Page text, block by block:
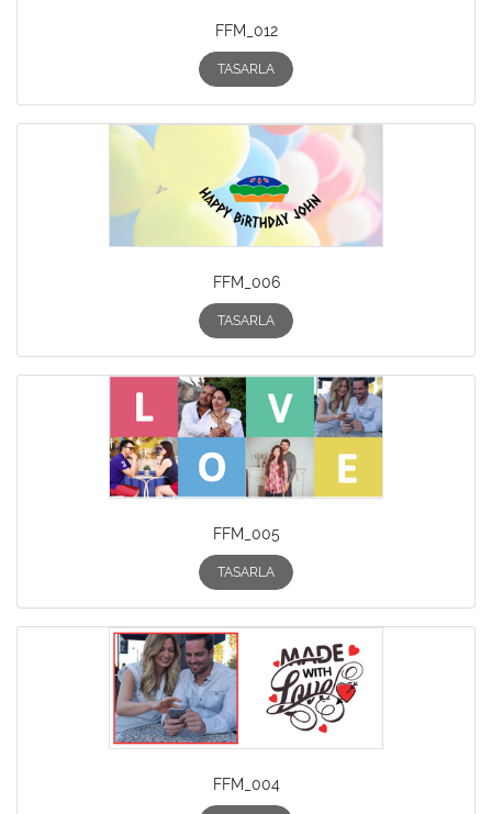
FFM_012
TASARLA
FFM_006
TASARLA
FFM_005
TASARLA
FFM_004